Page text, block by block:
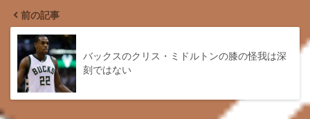
前の記事
バックスのクリス・ミドルトンの膝の怪我は深
刻ではない